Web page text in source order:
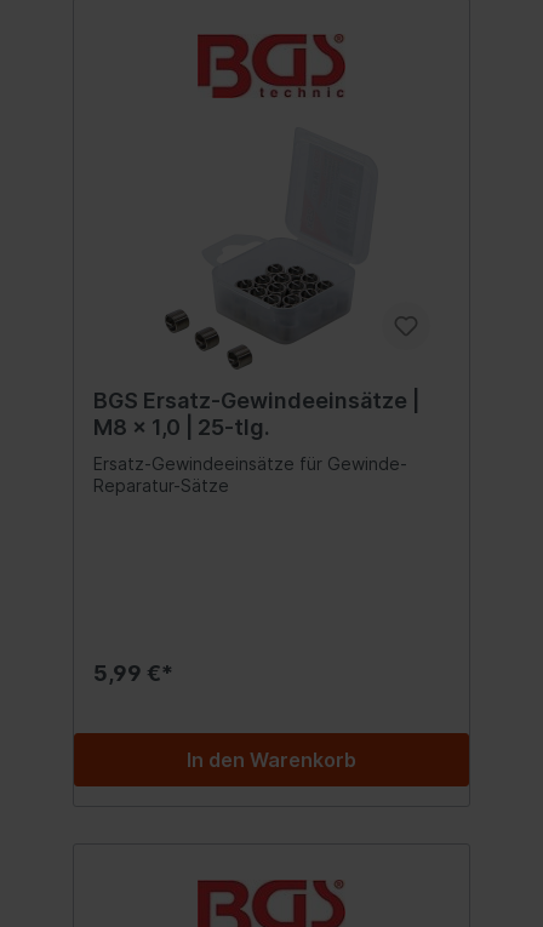
BGS Ersatz-Gewindeeinsätze |
M8 x 1,0 | 25-tlg.
Ersatz-Gewindeeinsätze für Gewinde-
Reparatur-Sätze
5,99 €*
In den Warenkorb